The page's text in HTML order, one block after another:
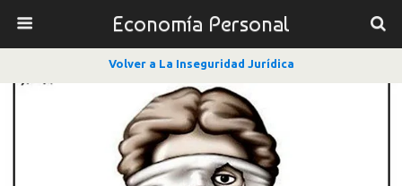
Economía Personal
Volver a La Inseguridad Jurídica